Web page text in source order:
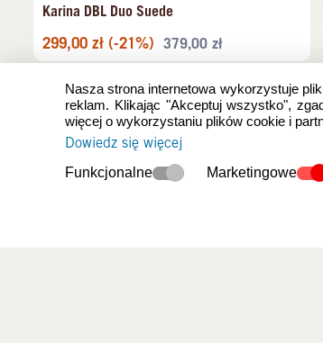
Karina DBL Duo Suede
299,00 zł (-21%) 379,00 zł
Nasza strona internetowa wykorzystuje
reklam. Klikając "Akceptuj wszystko",
więcej o wykorzystaniu plików cookie i
Dowiedz się więcej
Funkcjonalne Marketingowe